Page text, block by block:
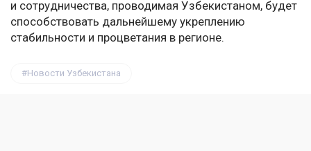
и сотрудничества, проводимая Узбекистаном, будет
способствовать дальнейшему укреплению
стабильности и процветания в регионе.
Новости Узбекистана